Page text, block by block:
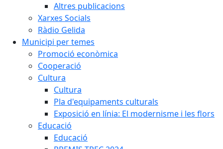
Altres publicacions
Xarxes Socials
Ràdio Gelida
Municipi per temes
Promoció econòmica
Cooperació
Cultura
Cultura
Pla d'equipaments culturals
Exposició en línia: El modernisme i les flors
Educació
Educació